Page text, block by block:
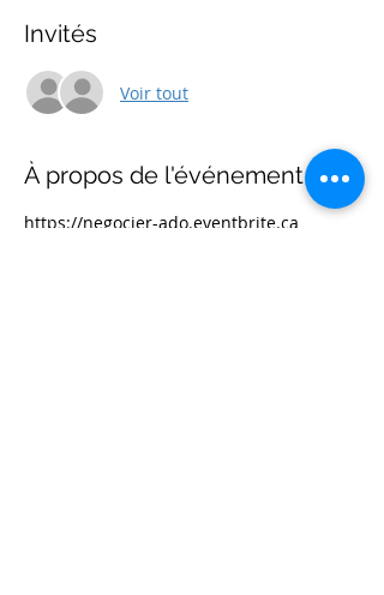
Invités
Voir tout
À propos de l'événement
https://negocier-ado.eventbrite.ca